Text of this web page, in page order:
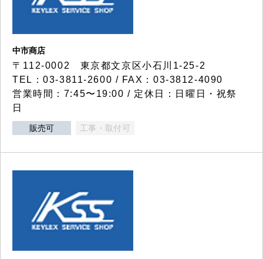
中市商店
〒112-0002 東京都文京区小石川1-25-2
TEL：03-3811-2600 / FAX：03-3812-4090
営業時間：7:45〜19:00 / 定休日：日曜日・祝祭
日
販売可 工事・取付可